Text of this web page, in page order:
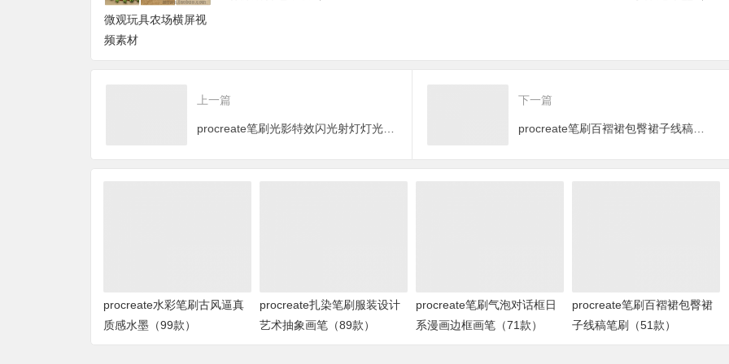
微观玩具农场横屏视
频素材
上一篇
procreate笔刷光影特效闪光射灯灯光画笔（181款）
下一篇
procreate笔刷百褶裙包臀裙子线稿笔刷（51款）
procreate水彩笔刷古风逼真
质感水墨（99款）
procreate扎染笔刷服装设计
艺术抽象画笔（89款）
procreate笔刷气泡对话框日
系漫画边框画笔（71款）
procreate笔刷百褶裙包臀裙
子线稿笔刷（51款）